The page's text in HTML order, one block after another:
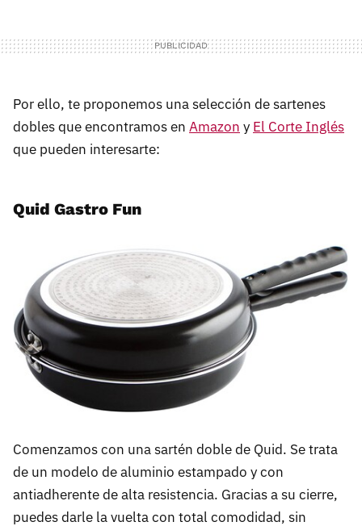
Por ello, te proponemos una selección de sartenes
dobles que encontramos en Amazon y El Corte Inglés
que pueden interesarte:
Quid Gastro Fun
Comenzamos con una sartén doble de Quid. Se trata
de un modelo de aluminio estampado y con
antiadherente de alta resistencia. Gracias a su cierre,
puedes darle la vuelta con total comodidad, sin